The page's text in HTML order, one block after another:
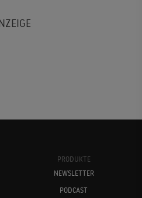
PRODUKTE
NEWSLETTER
PODCAST